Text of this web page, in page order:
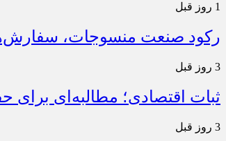
1 روز قبل
رکود صنعت منسوجات،
3 روز قبل
ثبات اقتصادی؛ مطالبه‌ای
3 روز قبل